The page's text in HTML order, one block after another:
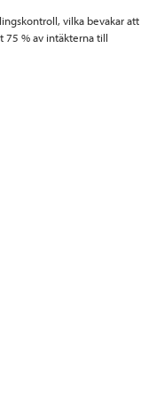
vilka bevakar att
75 % av intäkterna till